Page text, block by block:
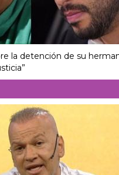
la detención de su